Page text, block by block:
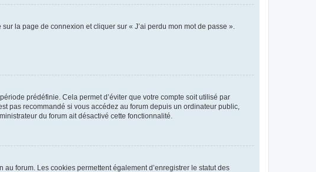
la page de connexion et cliquer sur « J’ai perdu mon mot de passe ».
prédéfinie. Cela permet d’éviter que votre compte soit utilisé par
pas recommandé si vous accédez au forum depuis un ordinateur public,
du forum ait désactivé cette fonctionnalité.
forum. Les cookies permettent également d’enregistrer le statut des